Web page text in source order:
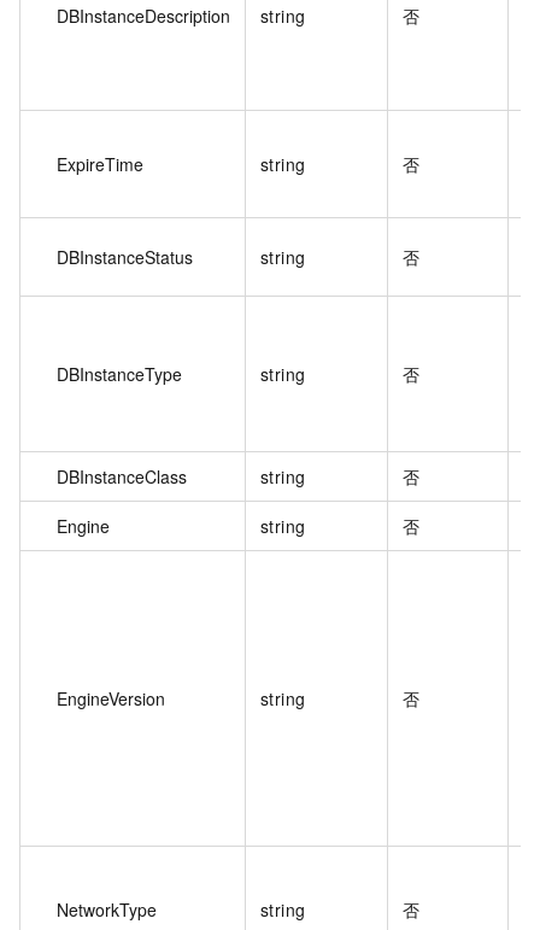
DBInstanceDescription string 否
ExpireTime string 否
DBInstanceStatus string 否
DBInstanceType string 否
DBInstanceClass string 否
Engine string 否
EngineVersion string 否
NetworkType string 否